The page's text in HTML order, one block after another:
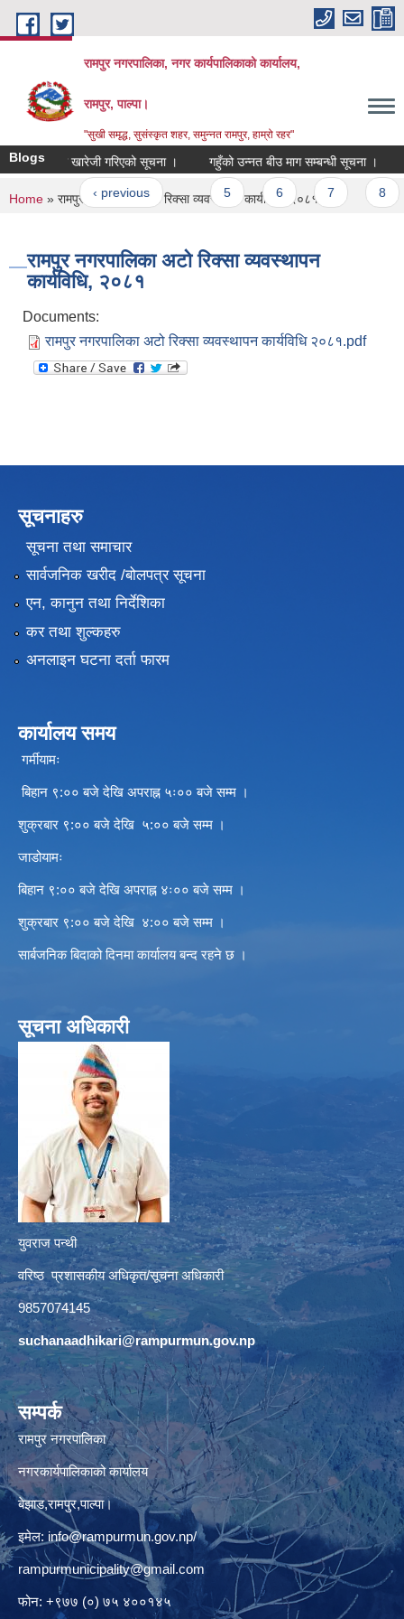
Skip to main content
रामपुर नगरपालिका, नगर कार्यपालिकाको कार्यालय,
रामपुर, पाल्पा।
"सुखी समृद्ध, सुसंस्कृत शहर, समुन्नत रामपुर, हाम्रो रहर"
Blogs
संस्थाको खारेजी गरिएको सूचना । गहुँको उन्नत बीउ माग सम्बन्धी सूचना ।
« first ‹ previous … 5 6 7
You are here
Home » रामपुर नगरपालिका अटो रिक्सा व्यवस्थापन कार्यविधि, २०८१
रामपुर नगरपालिका अटो रिक्सा व्यवस्थापन
कार्यविधि, २०८१
Documents:
रामपुर नगरपालिका अटो रिक्सा व्यवस्थापन कार्यविधि २०८१.pdf
सूचनाहरु
सूचना तथा समाचार
सार्वजनिक खरीद /बोलपत्र सूचना
एन, कानुन तथा निर्देशिका
कर तथा शुल्कहरु
अनलाइन घटना दर्ता फारम
कार्यालय समय
गर्मीयामः
बिहान ९:०० बजे देखि अपराह्न ५ः०० बजे सम्म ।
शुक्रबार ९:०० बजे देखि ५:०० बजे सम्म ।
जाडोयामः
बिहान ९:०० बजे देखि अपराह्न ४ः०० बजे सम्म ।
शुक्रबार ९:०० बजे देखि ४:०० बजे सम्म ।
सार्बजनिक बिदाको दिनमा कार्यालय बन्द रहने छ ।
सूचना अधिकारी
युवराज पन्थी
वरिष्ठ प्रशासकीय अधिकृत/सूचना अधिकारी
9857074145
suchanaadhikari@rampurmun.gov.np
सम्पर्क
रामपुर नगरपालिका
नगरकार्यपालिकाको कार्यालय
बेझाड,रामपुर,पाल्पा।
इमेल: info@rampurmun.gov.np/
rampurmunicipality@gmail.com
फोन: +९७७ (०) ७५ ४००१४५